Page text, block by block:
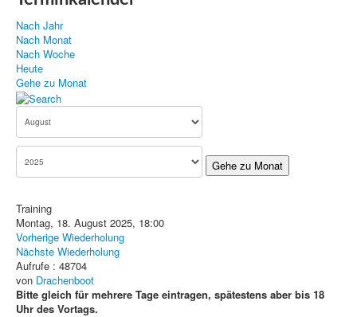
Nach Jahr
Nach Monat
Nach Woche
Heute
Gehe zu Monat
Gehe zu Monat
Training
Montag, 18. August 2025, 18:00
Vorherige Wiederholung
Nächste Wiederholung
Aufrufe : 48704
von Drachenboot
Bitte gleich für mehrere Tage eintragen, spätestens aber bis 18
Uhr des Vortags.